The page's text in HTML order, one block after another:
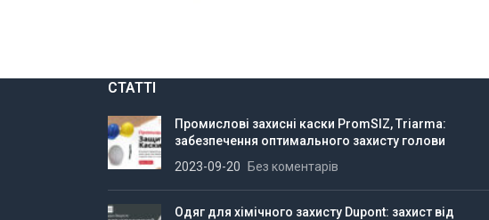
СТАТТІ
Промислові захисні каски PromSIZ, Triarma:
забезпечення оптимального захисту голови
2023-09-20
Без коментарів
Одяг для хімічного захисту Dupont: захист від